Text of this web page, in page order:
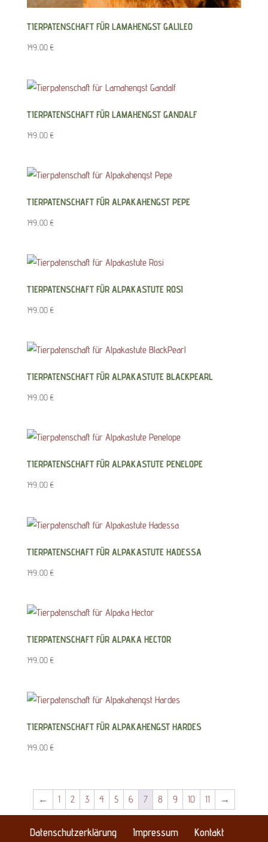
TIERPATENSCHAFT FÜR LAMAHENGST GALILEO
149,00 €
TIERPATENSCHAFT FÜR LAMAHENGST GANDALF
149,00 €
TIERPATENSCHAFT FÜR ALPAKAHENGST PEPE
149,00 €
TIERPATENSCHAFT FÜR ALPAKASTUTE ROSI
149,00 €
TIERPATENSCHAFT FÜR ALPAKASTUTE BLACKPEARL
149,00 €
TIERPATENSCHAFT FÜR ALPAKASTUTE PENELOPE
149,00 €
TIERPATENSCHAFT FÜR ALPAKASTUTE HADESSA
149,00 €
TIERPATENSCHAFT FÜR ALPAKA HECTOR
149,00 €
TIERPATENSCHAFT FÜR ALPAKAHENGST HARDES
149,00 €
← 1 2 3 4 5 6 7 8 9 10 11 →
Datenschutzerklärung Impressum Kontakt